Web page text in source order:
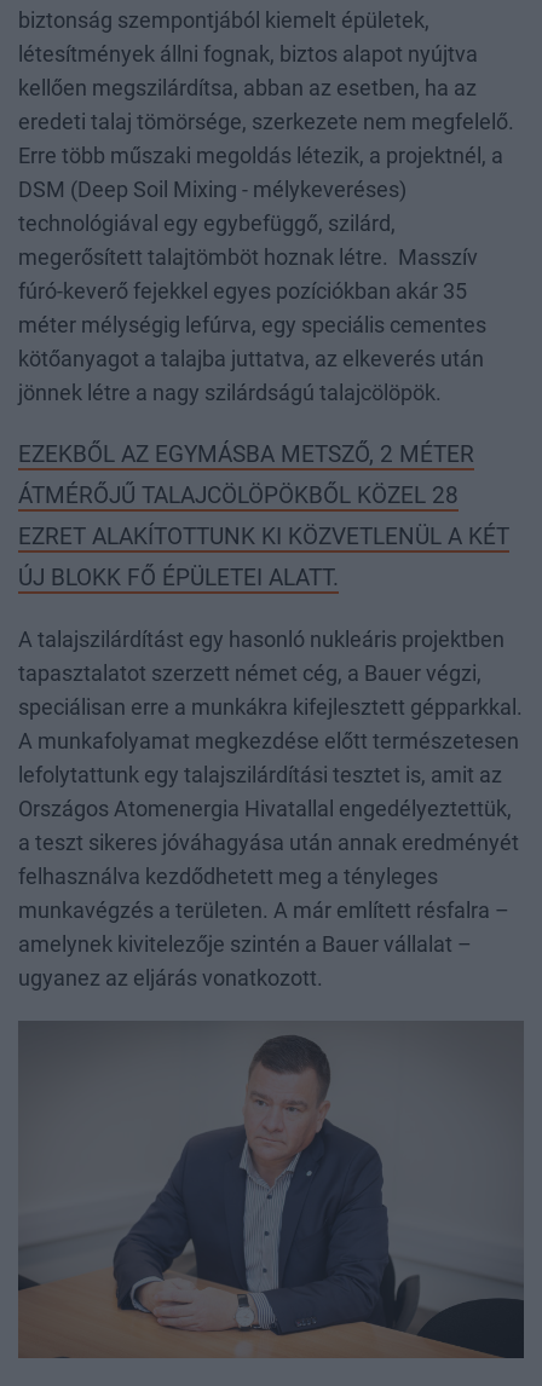
biztonság szempontjából kiemelt épületek,
létesítmények állni fognak, biztos alapot nyújtva
kellően megszilárdítsa, abban az esetben, ha az
eredeti talaj tömörsége, szerkezete nem megfelelő.
Erre több műszaki megoldás létezik, a projektnél, a
DSM (Deep Soil Mixing - mélykeveréses)
technológiával egy egybefüggő, szilárd,
megerősített talajtömböt hoznak létre. Masszív
fúró-keverő fejekkel egyes pozíciókban akár 35
méter mélységig lefúrva, egy speciális cementes
kötőanyagot a talajba juttatva, az elkeverés után
jönnek létre a nagy szilárdságú talajcölöpök.
EZEKBŐL AZ EGYMÁSBA METSZŐ, 2 MÉTER
ÁTMÉRŐJŰ TALAJCÖLÖPÖKBŐL KÖZEL 28
EZRET ALAKÍTOTTUNK KI KÖZVETLENÜL A KÉT
ÚJ BLOKK FŐ ÉPÜLETEI ALATT.
A talajszilárdítást egy hasonló nukleáris projektben
tapasztalatot szerzett német cég, a Bauer végzi,
speciálisan erre a munkákra kifejlesztett gépparkkal.
A munkafolyamat megkezdése előtt természetesen
lefolytattunk egy talajszilárdítási tesztet is, amit az
Országos Atomenergia Hivatallal engedélyeztettük,
a teszt sikeres jóváhagyása után annak eredményét
felhasználva kezdődhetett meg a tényleges
munkavégzés a területen. A már említett résfalra –
amelynek kivitelezője szintén a Bauer vállalat –
ugyanez az eljárás vonatkozott.